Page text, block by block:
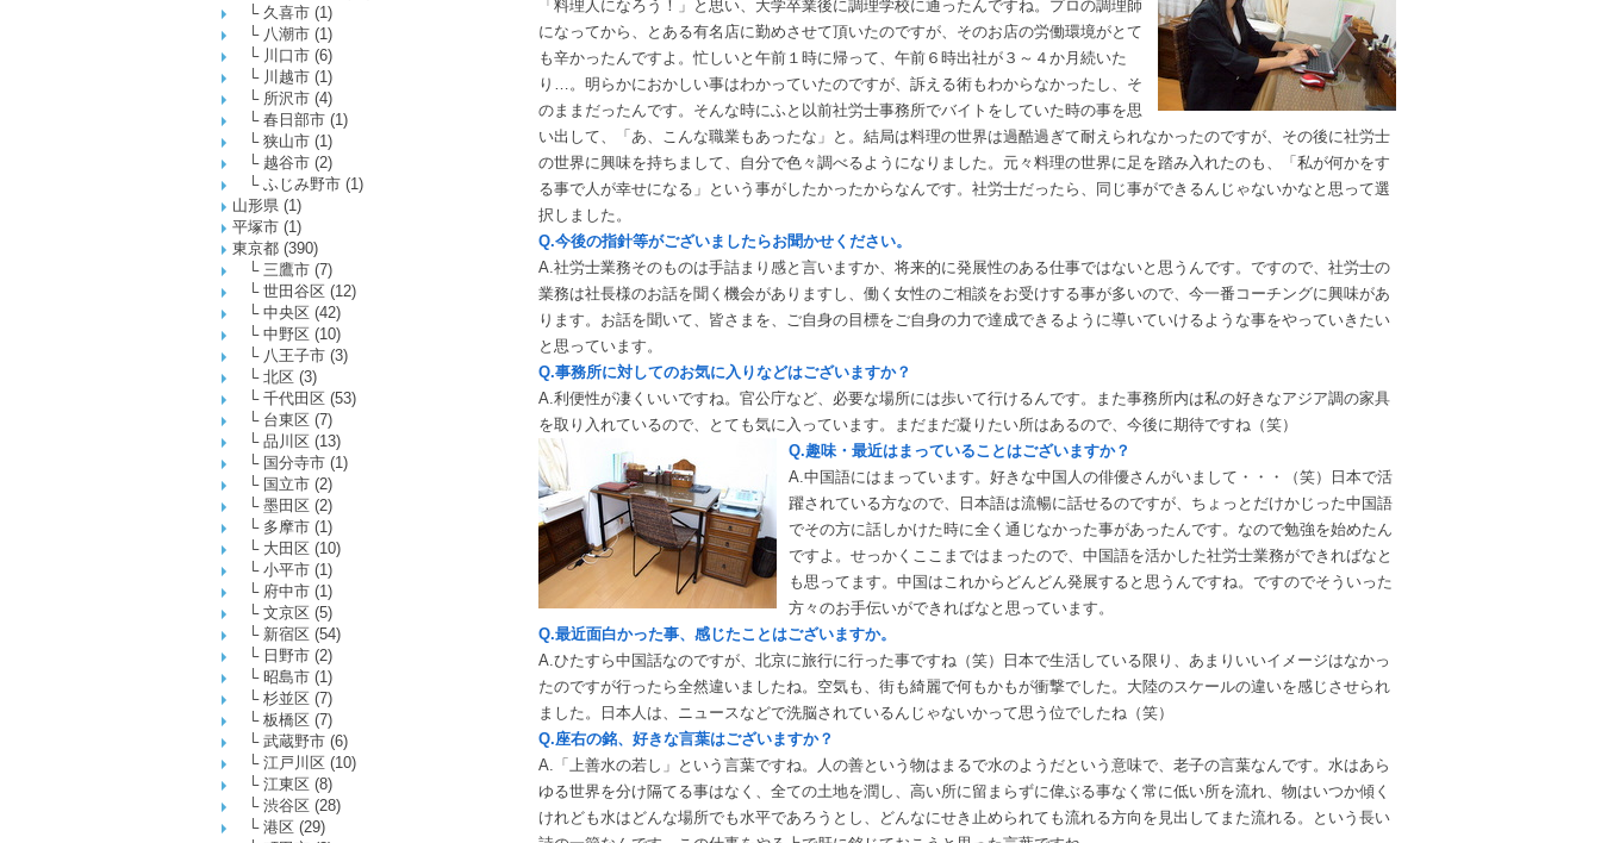
「料理人になろう！」と思い、大学卒業後に調理学校に通ったんですね。プロの調理師
になってから、とある有名店に勤めさせて頂いたのですが、そのお店の労働環境がとて
も辛かったんですよ。忙しいと午前１時に帰って、午前６時出社が３～４か月続いた
り…。明らかにおかしい事はわかっていたのですが、訴える術もわからなかったし、そ
のままだったんです。そんな時にふと以前社労士事務所でバイトをしていた時の事を思
い出して、「あ、こんな職業もあったな」と。結局は料理の世界は過酷過ぎて耐えられなかったのですが、その後に社労士
の世界に興味を持ちまして、自分で色々調べるようになりました。元々料理の世界に足を踏み入れたのも、「私が何かをす
る事で人が幸せになる」という事がしたかったからなんです。社労士だったら、同じ事ができるんじゃないかなと思って選
択しました。
Q.今後の指針等がございましたらお聞かせください。
A.社労士業務そのものは手詰まり感と言いますか、将来的に発展性のある仕事ではないと思うんです。ですので、社労士の
業務は社長様のお話を聞く機会がありますし、働く女性のご相談をお受けする事が多いので、今一番コーチングに興味があ
ります。お話を聞いて、皆さまを、ご自身の目標をご自身の力で達成できるように導いていけるような事をやっていきたい
と思っています。
Q.事務所に対してのお気に入りなどはございますか？
A.利便性が凄くいいですね。官公庁など、必要な場所には歩いて行けるんです。また事務所内は私の好きなアジア調の家具
を取り入れているので、とても気に入っています。まだまだ凝りたい所はあるので、今後に期待ですね（笑）
Q.趣味・最近はまっていることはございますか？
A.中国語にはまっています。好きな中国人の俳優さんがいまして・・・（笑）日本で活
躍されている方なので、日本語は流暢に話せるのですが、ちょっとだけかじった中国語
でその方に話しかけた時に全く通じなかった事があったんです。なので勉強を始めたん
ですよ。せっかくここまではまったので、中国語を活かした社労士業務ができればなと
も思ってます。中国はこれからどんどん発展すると思うんですね。ですのでそういった
方々のお手伝いができればなと思っています。
Q.最近面白かった事、感じたことはございますか。
A.ひたすら中国話なのですが、北京に旅行に行った事ですね（笑）日本で生活している限り、あまりいいイメージはなかっ
たのですが行ったら全然違いましたね。空気も、街も綺麗で何もかもが衝撃でした。大陸のスケールの違いを感じさせられ
ました。日本人は、ニュースなどで洗脳されているんじゃないかって思う位でしたね（笑）
Q.座右の銘、好きな言葉はございますか？
A.「上善水の若し」という言葉ですね。人の善という物はまるで水のようだという意味で、老子の言葉なんです。水はあら
ゆる世界を分け隔てる事はなく、全ての土地を潤し、高い所に留まらずに偉ぶる事なく常に低い所を流れ、物はいつか傾く
けれども水はどんな場所でも水平であろうとし、どんなにせき止められても流れる方向を見出してまた流れる。という長い
└ 久喜市 (1)
└ 八潮市 (1)
└ 川口市 (6)
└ 川越市 (1)
└ 所沢市 (4)
└ 春日部市 (1)
└ 狭山市 (1)
└ 越谷市 (2)
└ ふじみ野市 (1)
山形県 (1)
平塚市 (1)
東京都 (390)
└ 三鷹市 (7)
└ 世田谷区 (12)
└ 中央区 (42)
└ 中野区 (10)
└ 八王子市 (3)
└ 北区 (3)
└ 千代田区 (53)
└ 台東区 (7)
└ 品川区 (13)
└ 国分寺市 (1)
└ 国立市 (2)
└ 墨田区 (2)
└ 多摩市 (1)
└ 大田区 (10)
└ 小平市 (1)
└ 府中市 (1)
└ 文京区 (5)
└ 新宿区 (54)
└ 日野市 (2)
└ 昭島市 (1)
└ 杉並区 (7)
└ 板橋区 (7)
└ 武蔵野市 (6)
└ 江戸川区 (10)
└ 江東区 (8)
└ 渋谷区 (28)
└ 港区 (29)